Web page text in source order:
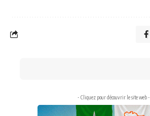
- Cliquez pour découvrir le site web -